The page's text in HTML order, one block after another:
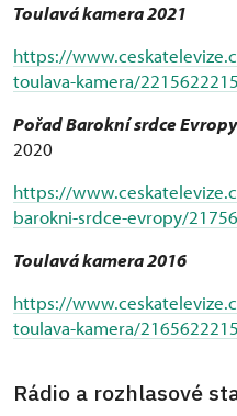
Toulavá kamera 2021
https://
toulava-kamera/
Pořad Barokní srdce Evropy
2020
https://
barokni-srdce-evropy/
Toulavá kamera 2016
https://
toulava-kamera/
Rádio a rozhlasové